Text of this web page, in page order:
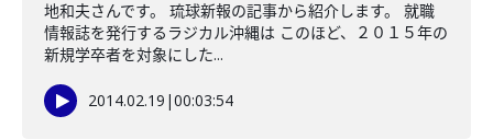
地和夫さんです。 琉球新報の記事から紹介します。 就職
情報誌を発行するラジカル沖縄は このほど、２０１５年の
新規学卒者を対象にした...
2014.02.19 |00:03:54